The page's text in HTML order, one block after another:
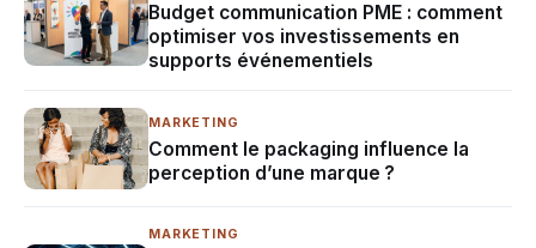
Budget communication PME : comment
optimiser vos investissements en
supports événementiels
MARKETING
Comment le packaging influence la
perception d’une marque ?
MARKETING